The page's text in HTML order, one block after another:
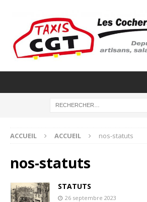
ACCUEIL ACCUEIL nos-statuts
nos-statuts
STATUTS
26 septembre 2023